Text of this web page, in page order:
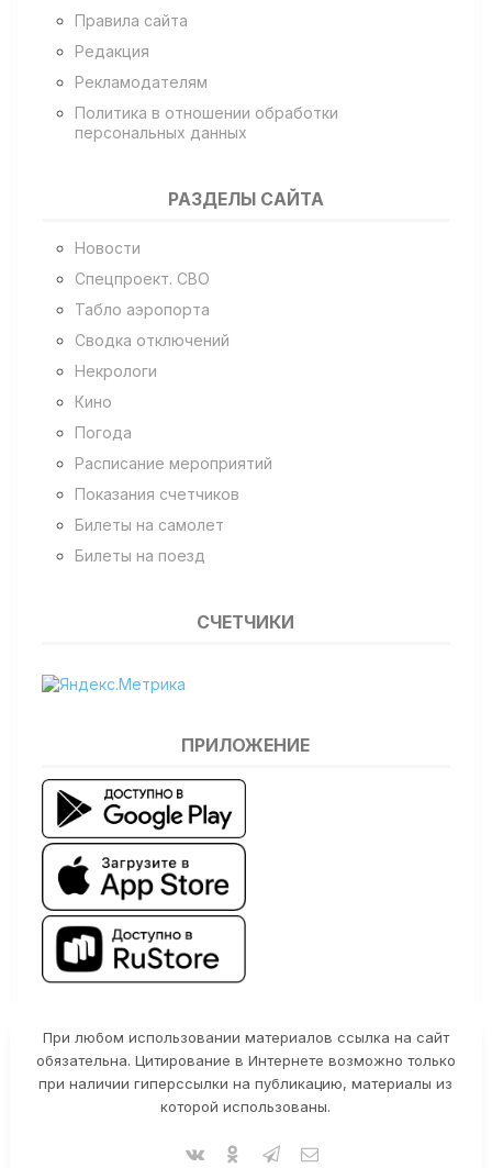
Правила сайта
Редакция
Рекламодателям
Политика в отношении обработки
персональных данных
РАЗДЕЛЫ САЙТА
Новости
Спецпроект. СВО
Табло аэропорта
Сводка отключений
Некрологи
Кино
Погода
Расписание мероприятий
Показания счетчиков
Билеты на самолет
Билеты на поезд
СЧЕТЧИКИ
ПРИЛОЖЕНИЕ
При любом использовании материалов ссылка на сайт
обязательна. Цитирование в Интернете возможно только
при наличии гиперссылки на публикацию, материалы из
которой использованы.